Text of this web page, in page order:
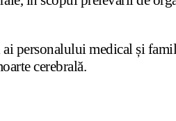
personalului medical și
cerebrală.